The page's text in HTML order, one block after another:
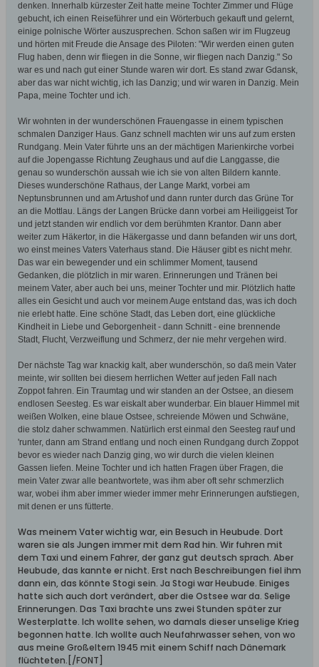
denken. Innerhalb kürzester Zeit hatte meine Tochter Zimmer und Flüge
gebucht, ich einen Reiseführer und ein Wörterbuch gekauft und gelernt,
einige polnische Wörter auszusprechen. Schon saßen wir im Flugzeug
und hörten mit Freude die Ansage des Piloten: "Wir werden einen guten
Flug haben, denn wir fliegen in die Sonne, wir fliegen nach Danzig." So
war es und nach gut einer Stunde waren wir dort. Es stand zwar Gdansk,
aber das war nicht wichtig, ich las Danzig; und wir waren in Danzig. Mein
Papa, meine Tochter und ich.
Wir wohnten in der wunderschönen Frauengasse in einem typischen
schmalen Danziger Haus. Ganz schnell machten wir uns auf zum ersten
Rundgang. Mein Vater führte uns an der mächtigen Marienkirche vorbei
auf die Jopengasse Richtung Zeughaus und auf die Langgasse, die
genau so wunderschön aussah wie ich sie von alten Bildern kannte.
Dieses wunderschöne Rathaus, der Lange Markt, vorbei am
Neptunsbrunnen und am Artushof und dann runter durch das Grüne Tor
an die Mottlau. Längs der Langen Brücke dann vorbei am Heiliggeist Tor
und jetzt standen wir endlich vor dem berühmten Krantor. Dann aber
weiter zum Häkertor, in die Häkergasse und dann befanden wir uns dort,
wo einst meines Vaters Vaterhaus stand. Die Häuser gibt es nicht mehr.
Das war ein bewegender und ein schlimmer Moment, tausend
Gedanken, die plötzlich in mir waren. Erinnerungen und Tränen bei
meinem Vater, aber auch bei uns, meiner Tochter und mir. Plötzlich hatte
alles ein Gesicht und auch vor meinem Auge entstand das, was ich doch
nie erlebt hatte. Eine schöne Stadt, das Leben dort, eine glückliche
Kindheit in Liebe und Geborgenheit - dann Schnitt - eine brennende
Stadt, Flucht, Verzweiflung und Schmerz, der nie mehr vergehen wird.
Der nächste Tag war knackig kalt, aber wunderschön, so daß mein Vater
meinte, wir sollten bei diesem herrlichen Wetter auf jeden Fall nach
Zoppot fahren. Ein Traumtag und wir standen an der Ostsee, an diesem
endlosen Seesteg. Es war eiskalt aber wunderbar. Ein blauer Himmel mit
weißen Wolken, eine blaue Ostsee, schreiende Möwen und Schwäne,
die stolz daher schwammen. Natürlich erst einmal den Seesteg rauf und
'runter, dann am Strand entlang und noch einen Rundgang durch Zoppot
bevor es wieder nach Danzig ging, wo wir durch die vielen kleinen
Gassen liefen. Meine Tochter und ich hatten Fragen über Fragen, die
mein Vater zwar alle beantwortete, was ihm aber oft sehr schmerzlich
war, wobei ihm aber immer wieder immer mehr Erinnerungen aufstiegen,
mit denen er uns fütterte.
Was meinem Vater wichtig war, ein Besuch in Heubude. Dort
waren sie als Jungen immer mit dem Rad hin. Wir fuhren mit
dem Taxi und einem Fahrer, der ganz gut deutsch sprach. Aber
Heubude, das kannte er nicht. Erst nach Beschreibungen fiel ihm
dann ein, das könnte Stogi sein. Ja Stogi war Heubude. Einiges
hatte sich auch dort verändert, aber die Ostsee war da. Selige
Erinnerungen. Das Taxi brachte uns zwei Stunden später zur
Westerplatte. Ich wollte sehen, wo damals dieser unselige Krieg
begonnen hatte. Ich wollte auch Neufahrwasser sehen, von wo
aus meine Großeltern 1945 mit einem Schiff nach Dänemark
flüchteten.[/FONT]